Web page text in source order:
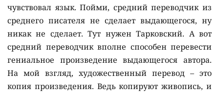
чувствовал язык. Пойми, средний переводчик из
среднего писателя не сделает выдающегося, ну
никак не сделает. Тут нужен Тарковский. А вот
средний переводчик вполне способен перевести
гениальное произведение выдающегося автора.
На мой взгляд, художественный перевод – это
копия произведения. Ведь копируют живопись, и